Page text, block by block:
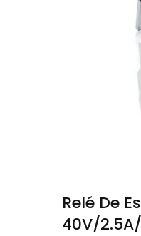
Relé De
40V/